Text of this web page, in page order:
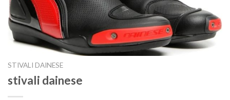
STIVALI DAINESE
stivali dainese